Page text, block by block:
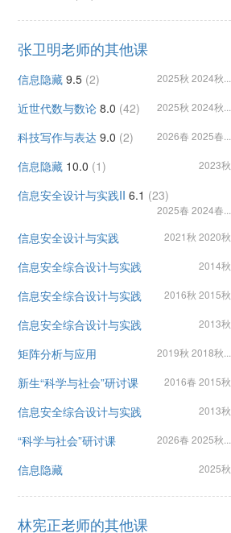
张卫明老师的其他课
信息隐藏 9.5 (2) 2025秋 2024秋...
近世代数与数论 8.0 (42) 2025秋 2024秋...
科技写作与表达 9.0 (2) 2026春 2025春...
信息隐藏 10.0 (1) 2023秋
信息安全设计与实践II 6.1 (23)
2025春 2024春...
信息安全设计与实践 2021秋 2020秋
信息安全综合设计与实践 2014秋
信息安全综合设计与实践 2016秋 2015秋
信息安全综合设计与实践 2013秋
矩阵分析与应用 2019秋 2018秋...
新生“科学与社会”研讨课 2016春 2015秋
信息安全综合设计与实践 2013秋
“科学与社会”研讨课 2026春 2025秋...
信息隐藏 2025秋
林宪正老师的其他课